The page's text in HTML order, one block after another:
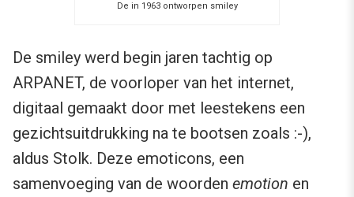
De in 1963 ontworpen smiley
De smiley werd begin jaren tachtig op
ARPANET, de voorloper van het internet,
digitaal gemaakt door met leestekens een
gezichtsuitdrukking na te bootsen zoals :-),
aldus Stolk. Deze emoticons, een
samenvoeging van de woorden emotion en